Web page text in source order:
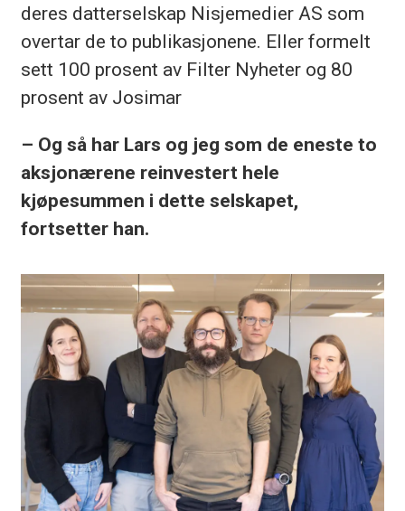
deres datterselskap Nisjemedier AS som
overtar de to publikasjonene. Eller formelt
sett 100 prosent av Filter Nyheter og 80
prosent av Josimar
– Og så har Lars og jeg som de eneste to
aksjonærene reinvestert hele
kjøpesummen i dette selskapet,
fortsetter han.